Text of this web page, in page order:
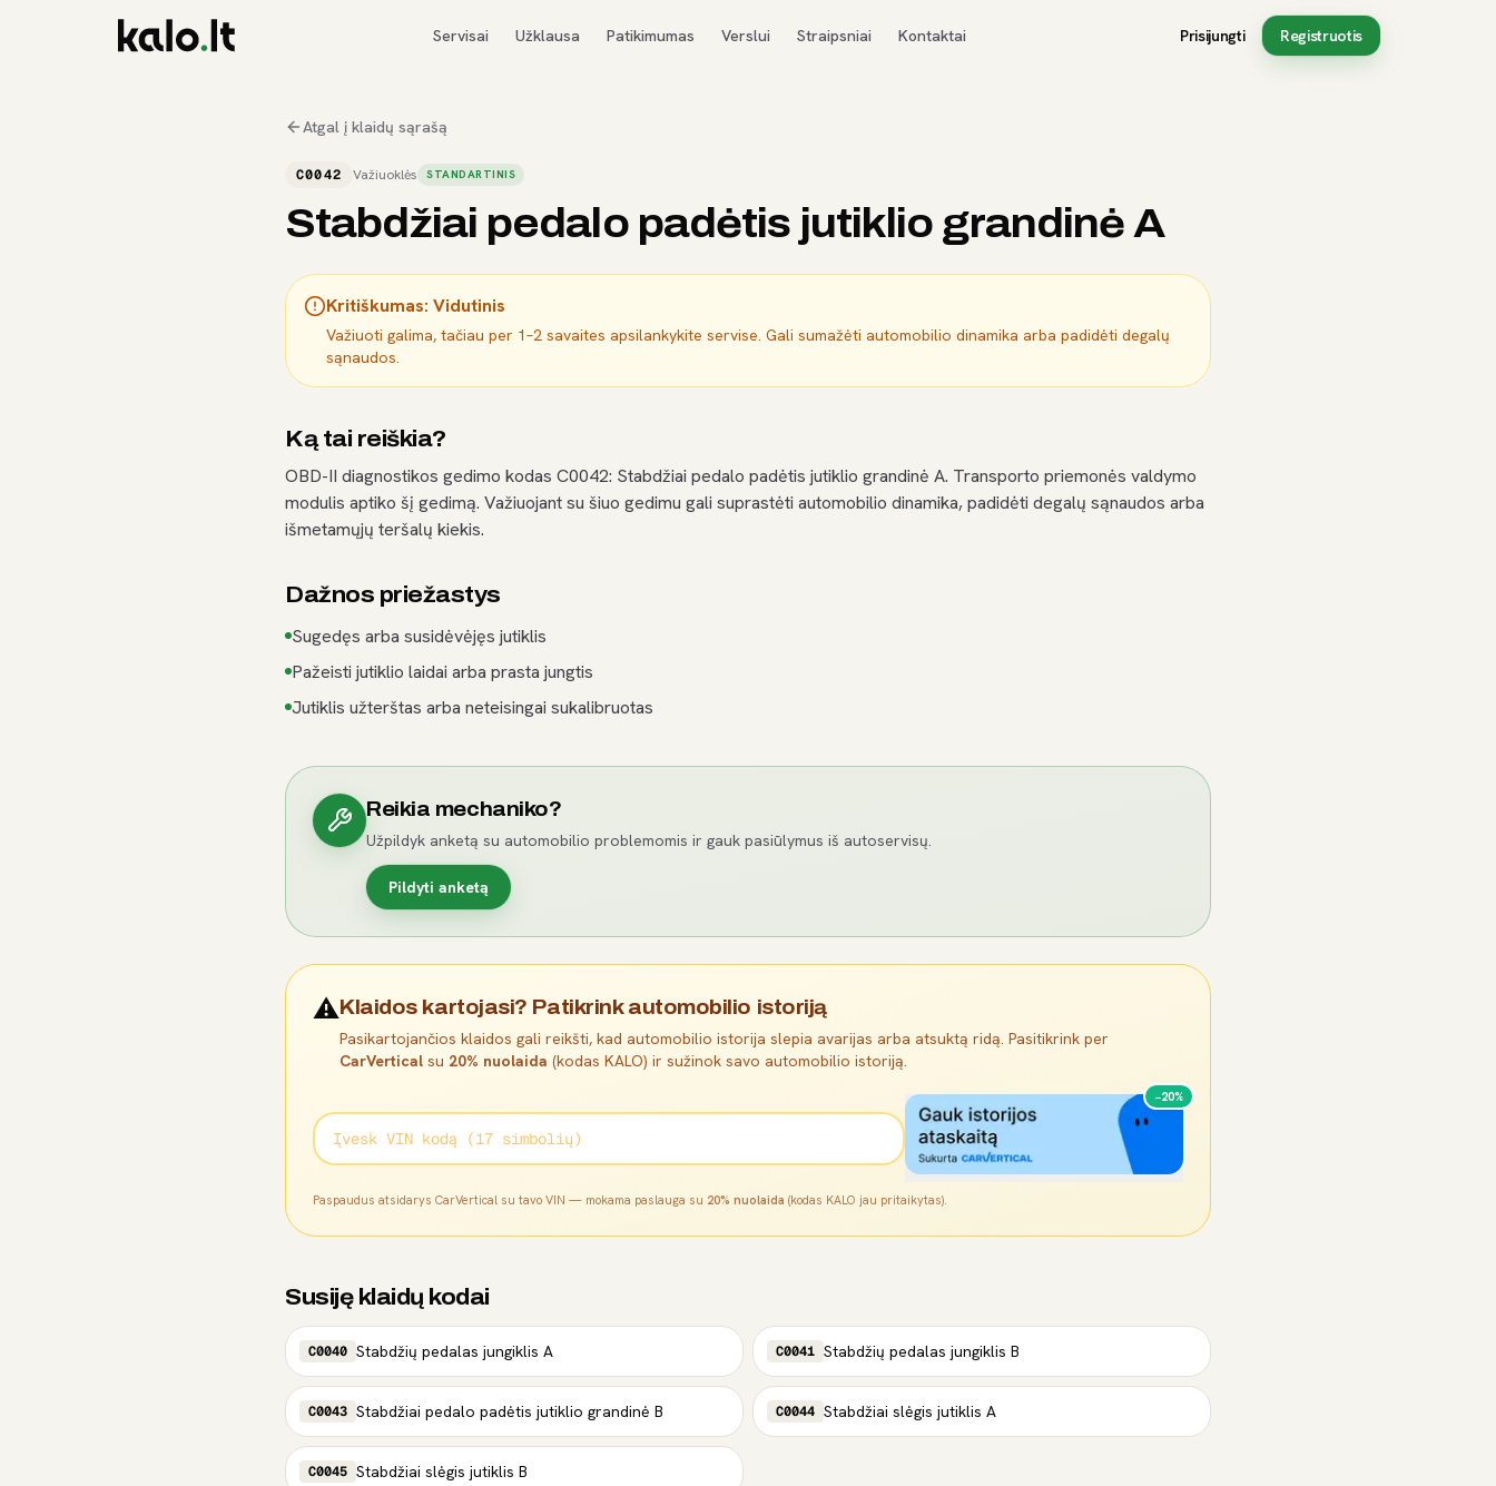
Servisai Užklausa Patikimumas Verslui Straipsniai Kontaktai Prisijungti Registruotis
Atgal į klaidų sąrašą
C0042 Važiuoklės STANDARTINIS
Stabdžiai pedalo padėtis jutiklio grandinė A
Kritiškumas: Vidutinis
Važiuoti galima, tačiau per 1–2 savaites apsilankykite servise. Gali sumažėti automobilio dinamika arba padidėti degalų
sąnaudos.
Ką tai reiškia?
OBD-II diagnostikos gedimo kodas C0042: Stabdžiai pedalo padėtis jutiklio grandinė A. Transporto priemonės valdymo
modulis aptiko šį gedimą. Važiuojant su šiuo gedimu gali suprastėti automobilio dinamika, padidėti degalų sąnaudos arba
išmetamųjų teršalų kiekis.
Dažnos priežastys
Sugedęs arba susidėvėjęs jutiklis
Pažeisti jutiklio laidai arba prasta jungtis
Jutiklis užterštas arba neteisingai sukalibruotas
Reikia mechaniko?
Užpildyk anketą su automobilio problemomis ir gauk pasiūlymus iš autoservisų.
Pildyti anketą
⚠️Klaidos kartojasi? Patikrink automobilio istoriją
Pasikartojančios klaidos gali reikšti, kad automobilio istorija slepia avarijas arba atsuktą ridą. Pasitikrink per
CarVertical su 20% nuolaida (kodas KALO) ir sužinok savo automobilio istoriją.
−20%
Paspaudus atsidarys CarVertical su tavo VIN — mokama paslauga su 20% nuolaida (kodas KALO jau pritaikytas).
Susiję klaidų kodai
C0040 Stabdžių pedalas jungiklis A C0041 Stabdžių pedalas jungiklis B
C0043 Stabdžiai pedalo padėtis jutiklio grandinė B C0044 Stabdžiai slėgis jutiklis A
C0045 Stabdžiai slėgis jutiklis B